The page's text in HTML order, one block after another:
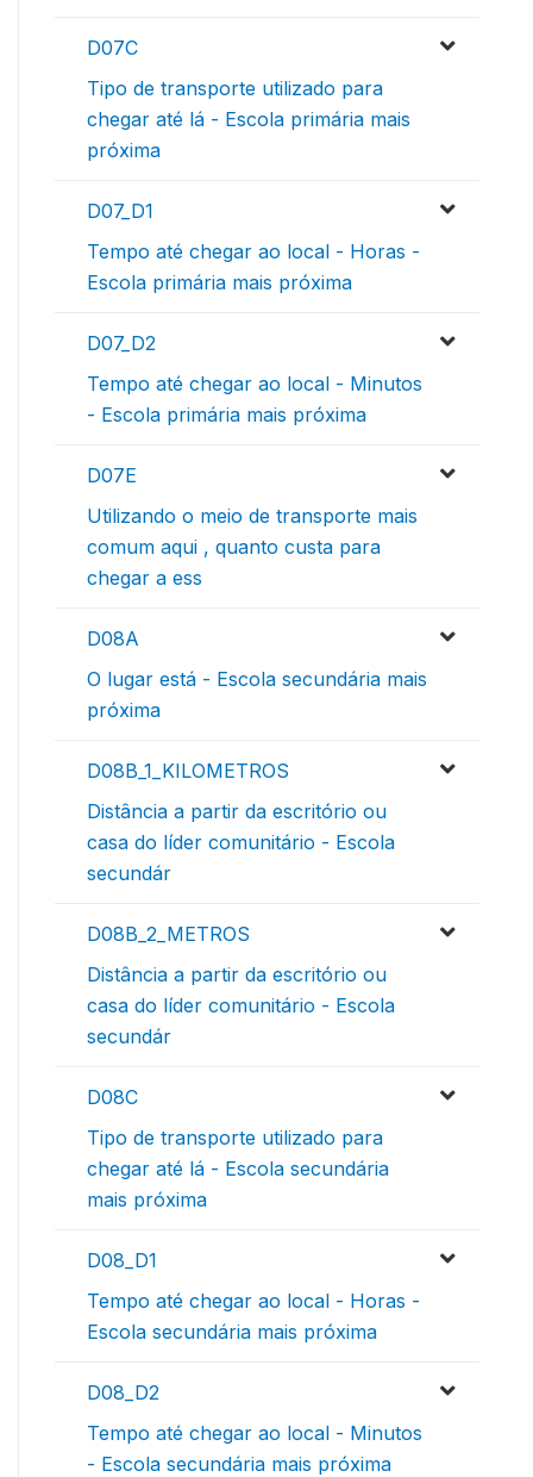
D07C
Tipo de transporte utilizado para
chegar até lá - Escola primária mais
próxima
D07_D1
Tempo até chegar ao local - Horas -
Escola primária mais próxima
D07_D2
Tempo até chegar ao local - Minutos
- Escola primária mais próxima
D07E
Utilizando o meio de transporte mais
comum aqui , quanto custa para
chegar a ess
D08A
O lugar está - Escola secundária mais
próxima
D08B_1_KILOMETROS
Distância a partir da escritório ou
casa do líder comunitário - Escola
secundár
D08B_2_METROS
Distância a partir da escritório ou
casa do líder comunitário - Escola
secundár
D08C
Tipo de transporte utilizado para
chegar até lá - Escola secundária
mais próxima
D08_D1
Tempo até chegar ao local - Horas -
Escola secundária mais próxima
D08_D2
Tempo até chegar ao local - Minutos
- Escola secundária mais próxima